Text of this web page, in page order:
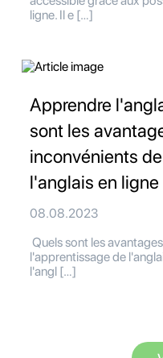
ligne. Il e […]
Apprendre
sont les
inconvénients
l'anglais en ligne
08.08.2023
Quels sont les
l'apprentissage de
l'angl […]